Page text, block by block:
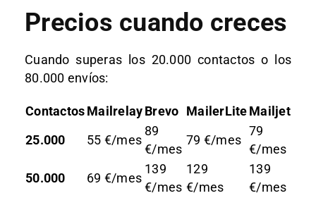
Precios cuando creces
Cuando superas los 20.000 contactos o los
80.000 envíos:
ContactosMailrelayBrevo MailerLiteMailjet
25.000
55 €/mes
89
€/mes
79 €/mes
79
€/mes
50.000
69 €/mes
139
€/mes
129
€/mes
139
€/mes